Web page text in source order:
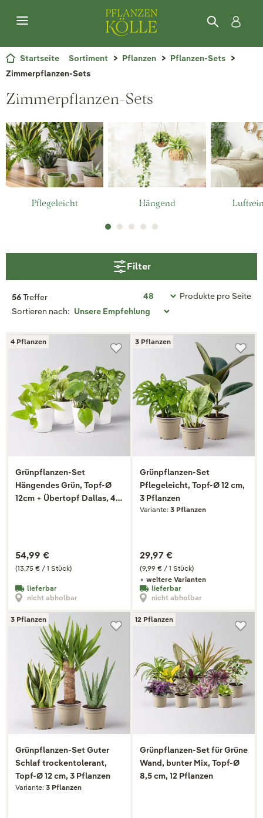
Startseite Sortiment Pflanzen
Pflanzen-Sets
Zimmerpflanzen-Sets
Zimmerpflanzen-Sets
Pflegeleicht Hängend
Filter
56Treffer
Produkte pro Seite
Sortieren nach:
4 Pflanzen
Grünpflanzen-Set
Hängendes Grün, Topf-Ø
12cm + Übertopf Dallas, 4
(13,75 € / 1 Stück)
54,99 €
lieferbar
nicht abholbar
3 Pflanzen
Grünpflanzen-Set
Pflegeleicht, Topf-Ø 12 cm,
3 Pflanzen
Variante: 3 Pflanzen
(9,99 € / 1 Stück)
29,97 €
+ weitere Varianten
lieferbar
nicht abholbar
3 Pflanzen
Grünpflanzen-Set Guter
Schlaf trockentolerant,
Topf-Ø 12 cm, 3 Pflanzen
Variante: 3 Pflanzen
12 Pflanzen
Grünpflanzen-Set für Grüne
Wand, bunter Mix, Topf-Ø
8,5 cm, 12 Pflanzen